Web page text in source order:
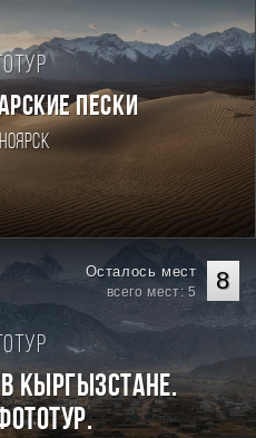
ПЕСКИ
8
Осталось мест
всего мест: 5
Кыргызстане.